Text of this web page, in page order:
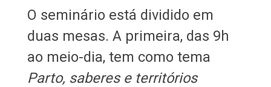
O seminário está dividido em
duas mesas. A primeira, das 9h
ao meio-dia, tem como tema
Parto, saberes e territórios